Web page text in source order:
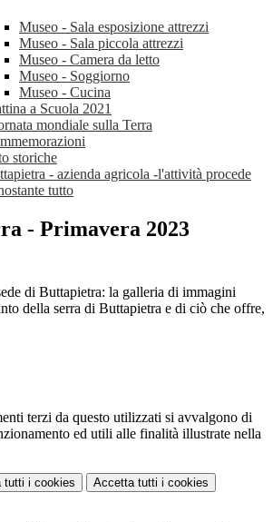
Museo - Sala esposizione attrezzi
Museo - Sala piccola attrezzi
Museo - Camera da letto
Museo - Soggiorno
Museo - Cucina
a Scuola 2021
mondiale sulla Terra
storiche
- azienda agricola -l'attività procede
tutto
- Primavera 2023
di Buttapietra: la galleria di immagini
della serra di Buttapietra e di ciò che offre,
terzi da questo utilizzati si avvalgono di
ed utili alle finalità illustrate nella
tutti i cookies Accetta tutti i cookies